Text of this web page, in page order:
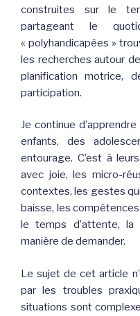
construites sur le
partageant le
« polyhandicapées »
les recherches autour
planification motrice,
participation.
Je continue
enfants, des
entourage. C’est à
avec joie, les micro-
contextes, les gestes
baisse, les
le temps d’attente, la
manière de demander.
Le sujet de cet article
par les troubles
situations sont